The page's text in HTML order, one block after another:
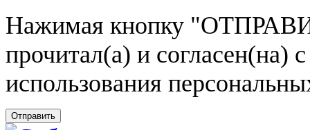
Нажимая кнопку
прочитал(а) и согласен(на)
использования
Отправить